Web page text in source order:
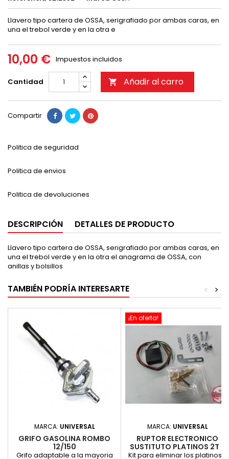
Llavero tipo cartera de OSSA, serigrafiado por ambas caras, en
una el trebol verde y en la otra e
10,00 € Impuestos incluidos
Cantidad  Añadir al carro
Compartir
Politica de seguridad
Politica de envios
Politica de devoluciones
DESCRIPCIÓN DETALLES DE PRODUCTO
Llavero tipo cartera de OSSA, serigrafiado por ambas caras, en
una el trebol verde y en la otra el anagrama de OSSA, con
anillas y bolsillos
TAMBIÉN PODRÍA INTERESARTE >
<
MARCA: UNIVERSAL
GRIFO GASOLINA ROMBO
12/150
Grifo adaptable a la mayoria
¡En oferta!
MARCA: UNIVERSAL
RUPTOR ELECTRONICO
SUSTITUTO PLATINOS 2T -
KIT ELECTRONICO
Kit para eliminar los platinos y